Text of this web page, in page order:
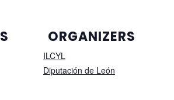
ORGANIZERS
ILCYL
Diputación de León